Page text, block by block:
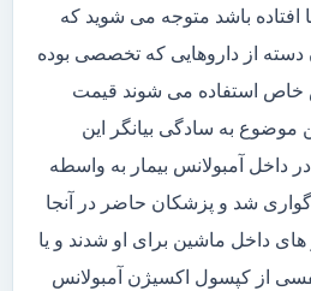
افتاده باشد متوجه می شوید که
از داروهایی که تخصصی بوده
خاص استفاده می شوند قیمت
موضوع به سادگی بیانگر این
داخل آمبولانس بیمار به واسطه
شد و پزشکان حاضر در آنجا
های داخل ماشین برای او شدند و یا
از کپسول اکسیژن آمبولانس